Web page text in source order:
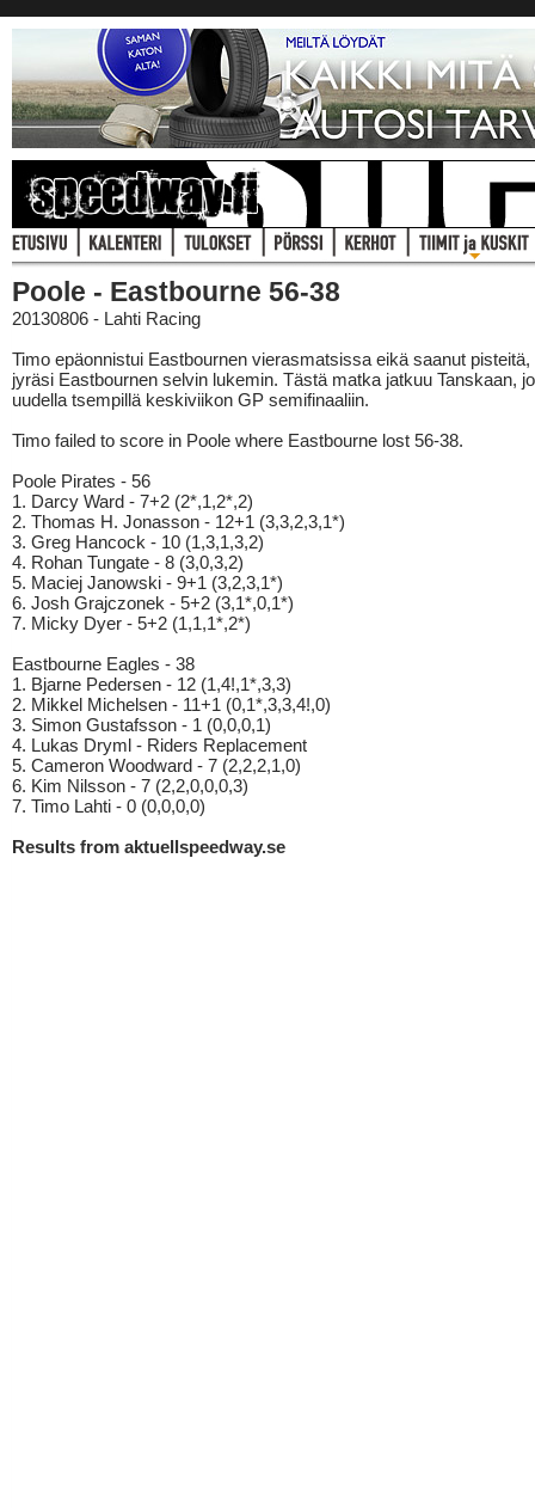
Poole - Eastbourne 56-38
20130806 - Lahti Racing
Timo epäonnistui Eastbournen vierasmatsissa eikä saanut pisteitä,
jyräsi Eastbournen selvin lukemin. Tästä matka jatkuu Tanskaan,
uudella tsempillä keskiviikon GP semifinaaliin.
Timo failed to score in Poole where Eastbourne lost 56-38.
Poole Pirates - 56
1. Darcy Ward - 7+2 (2*,1,2*,2)
2. Thomas H. Jonasson - 12+1 (3,3,2,3,1*)
3. Greg Hancock - 10 (1,3,1,3,2)
4. Rohan Tungate - 8 (3,0,3,2)
5. Maciej Janowski - 9+1 (3,2,3,1*)
6. Josh Grajczonek - 5+2 (3,1*,0,1*)
7. Micky Dyer - 5+2 (1,1,1*,2*)
Eastbourne Eagles - 38
1. Bjarne Pedersen - 12 (1,4!,1*,3,3)
2. Mikkel Michelsen - 11+1 (0,1*,3,3,4!,0)
3. Simon Gustafsson - 1 (0,0,0,1)
4. Lukas Dryml - Riders Replacement
5. Cameron Woodward - 7 (2,2,2,1,0)
6. Kim Nilsson - 7 (2,2,0,0,0,3)
7. Timo Lahti - 0 (0,0,0,0)
Results from aktuellspeedway.se